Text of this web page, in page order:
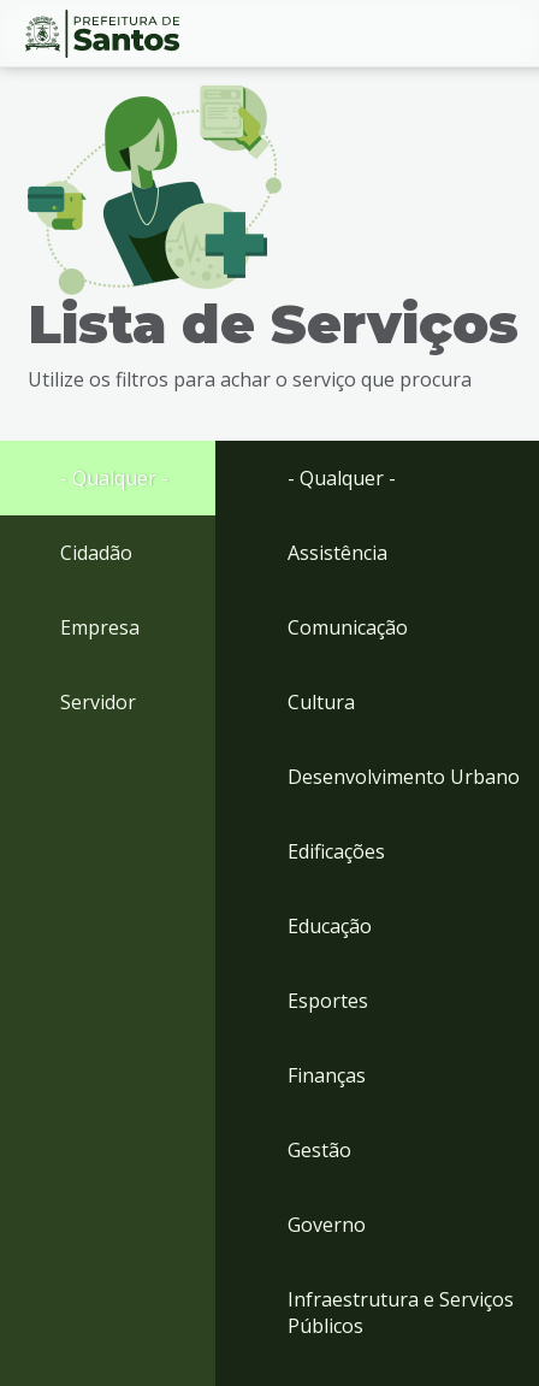
Ir
busca
Ir
rodapé
Conteúdo
Lista de Serviços
Utilize os filtros para achar o serviço que procura
- Qualquer -
Cidadão
Empresa
Servidor
- Qualquer -
Assistência
Comunicação
Cultura
Desenvolvimento Urbano
Edificações
Educação
Esportes
Finanças
Gestão
Governo
Infraestrutura e Serviços
Públicos